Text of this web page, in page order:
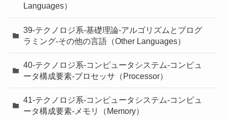
Languages）
39-テクノロジ系-基礎理論-アルゴリズムとプログ
ラミング-その他の言語（Other Languages）
40-テクノロジ系-コンピュータシステム-コンピュ
ータ構成要素-プロセッサ（Processor）
41-テクノロジ系-コンピュータシステム-コンピュ
ータ構成要素-メモリ（Memory）